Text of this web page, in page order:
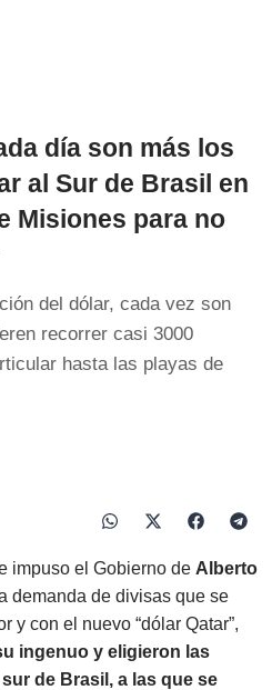
día son más los
al Sur de Brasil en
Misiones para no
del dólar, cada vez son
recorrer casi 3000
hasta las playas de
impuso el Gobierno de Alberto
demanda de divisas que se
y con el nuevo “dólar Qatar”,
ingenuo y eligieron las
de Brasil, a las que se